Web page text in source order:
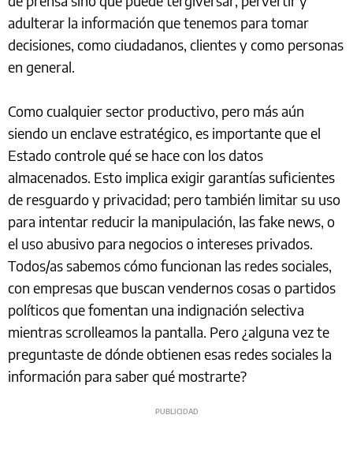
adulterar la información que tenemos para tomar
decisiones, como ciudadanos, clientes y como personas
en general.
Como cualquier sector productivo, pero más aún
siendo un enclave estratégico, es importante que el
Estado controle qué se hace con los datos
almacenados. Esto implica exigir garantías suficientes
de resguardo y privacidad; pero también limitar su uso
para intentar reducir la manipulación, las fake news, o
el uso abusivo para negocios o intereses privados.
Todos/as sabemos cómo funcionan las redes sociales,
con empresas que buscan vendernos cosas o partidos
políticos que fomentan una indignación selectiva
mientras scrolleamos la pantalla. Pero ¿alguna vez te
preguntaste de dónde obtienen esas redes sociales la
información para saber qué mostrarte?